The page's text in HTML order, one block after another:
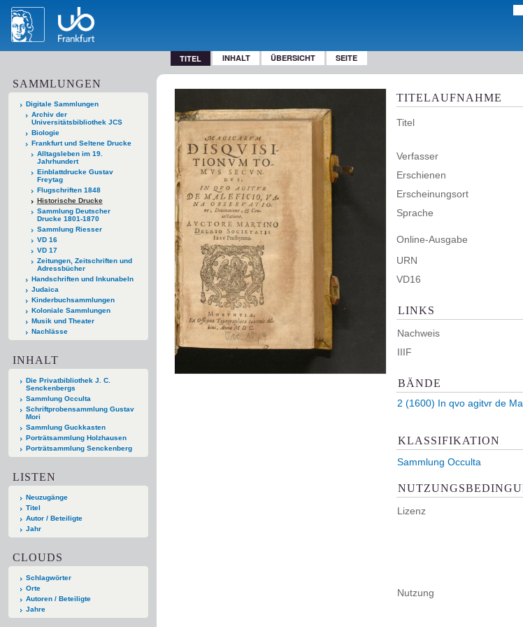
TITEL INHALT ÜBERSICHT SEITE
SAMMLUNGEN
Digitale Sammlungen
Archiv der
Universitätsbibliothek JCS
Biologie
Frankfurt und Seltene Drucke
Alltagsleben im 19.
Jahrhundert
Einblattdrucke Gustav
Freytag
Flugschriften 1848
Historische Drucke
Sammlung Deutscher
Drucke 1801-1870
Sammlung Riesser
VD 16
VD 17
Zeitungen, Zeitschriften und
Adressbücher
Handschriften und Inkunabeln
Judaica
Kinderbuchsammlungen
Koloniale Sammlungen
Musik und Theater
Nachlässe
INHALT
Die Privatbibliothek J. C.
Senckenbergs
Sammlung Occulta
Schriftprobensammlung Gustav
Mori
Sammlung Guckkasten
Porträtsammlung Holzhausen
Porträtsammlung Senckenberg
LISTEN
Neuzugänge
Titel
Autor / Beteiligte
Jahr
CLOUDS
Schlagwörter
Orte
Autoren / Beteiligte
Jahre
TITELAUFNAHME
Titel
Verfasser
Erschienen
Erscheinungsort
Sprache
Online-Ausgabe
URN
VD16
LINKS
Nachweis
IIIF
BÄNDE
2 (1600) In qvo agitvr de
KLASSIFIKATION
Sammlung Occulta
Lizenz
Nutzung